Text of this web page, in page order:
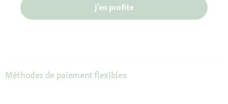
J'en profite
Méthodes de paiement flexibles